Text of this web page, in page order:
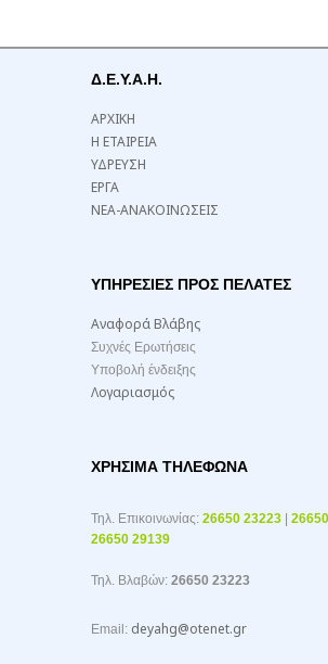
Δ.Ε.Υ.Α.Η.
ΑΡΧΙΚΗ
Η ΕΤΑΙΡΕΙΑ
ΥΔΡΕΥΣΗ
ΕΡΓΑ
ΝΕΑ-ΑΝΑΚΟΙΝΩΣΕΙΣ
ΥΠΗΡΕΣΙΕΣ ΠΡΟΣ ΠΕΛΑΤΕΣ
Αναφορά Βλάβης
Συχνές Ερωτήσεις
Υποβολή ένδειξης
Λογαριασμός
ΧΡΉΣΙΜΑ ΤΗΛΈΦΩΝΑ
Τηλ. Επικοινωνίας: 26650 23223
26650 29139
Τηλ. Βλαβών: 26650 23223
Email: deyahg@otenet.gr